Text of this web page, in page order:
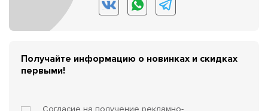
Получайте информацию о новинках и скидках
первыми!